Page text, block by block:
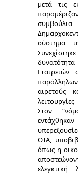
μετά τις
σύστημα
Εταιρειών
αιρετούς
Στον
εντάχθηκαν
ΟΤΑ,
όπως η